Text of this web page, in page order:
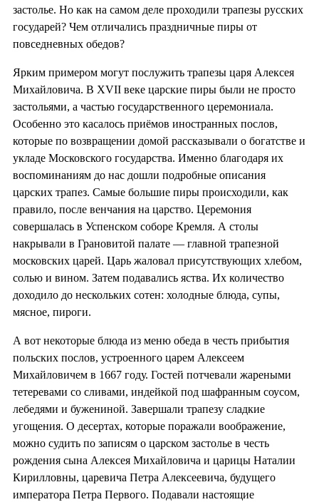
застолье. Но как на самом деле проходили трапезы русских
государей? Чем отличались праздничные пиры от
повседневных обедов?
Ярким примером могут послужить трапезы царя Алексея
Михайловича. В XVII веке царские пиры были не просто
застольями, а частью государственного церемониала.
Особенно это касалось приёмов иностранных послов,
которые по возвращении домой рассказывали о богатстве и
укладе Московского государства. Именно благодаря их
воспоминаниям до нас дошли подробные описания
царских трапез. Самые большие пиры происходили, как
правило, после венчания на царство. Церемония
совершалась в Успенском соборе Кремля. А столы
накрывали в Грановитой палате — главной трапезной
московских царей. Царь жаловал присутствующих хлебом,
солью и вином. Затем подавались яства. Их количество
доходило до нескольких сотен: холодные блюда, супы,
мясное, пироги.
А вот некоторые блюда из меню обеда в честь прибытия
польских послов, устроенного царем Алексеем
Михайловичем в 1667 году. Гостей потчевали жареными
тетеревами со сливами, индейкой под шафранным соусом,
лебедями и бужениной. Завершали трапезу сладкие
угощения. О десертах, которые поражали воображение,
можно судить по записям о царском застолье в честь
рождения сына Алексея Михайловича и царицы Наталии
Кирилловны, царевича Петра Алексеевича, будущего
императора Петра Первого. Подавали настоящие